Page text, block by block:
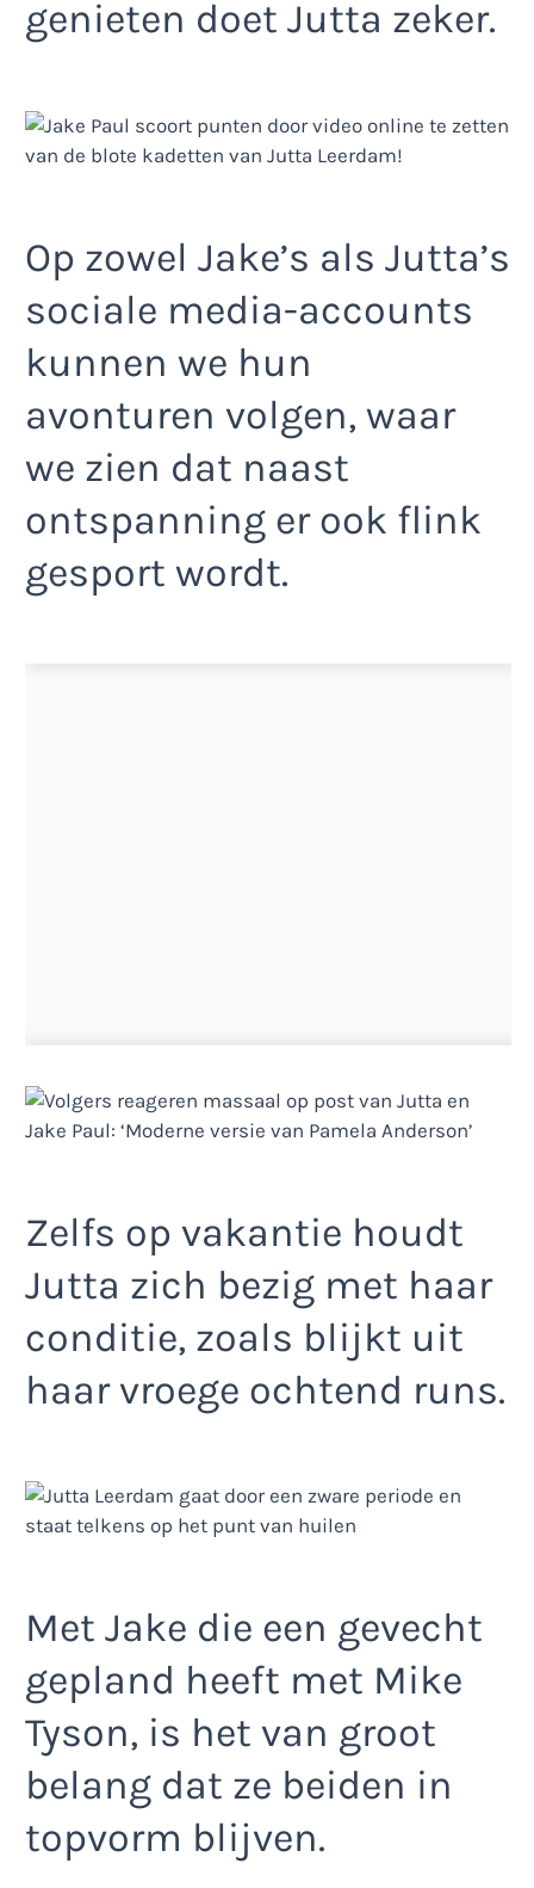
genieten doet Jutta zeker.
Op zowel Jake’s als Jutta’s
sociale media-accounts
kunnen we hun
avonturen volgen, waar
we zien dat naast
ontspanning er ook flink
gesport wordt.
Zelfs op vakantie houdt
Jutta zich bezig met haar
conditie, zoals blijkt uit
haar vroege ochtend runs.
Met Jake die een gevecht
gepland heeft met Mike
Tyson, is het van groot
belang dat ze beiden in
topvorm blijven.